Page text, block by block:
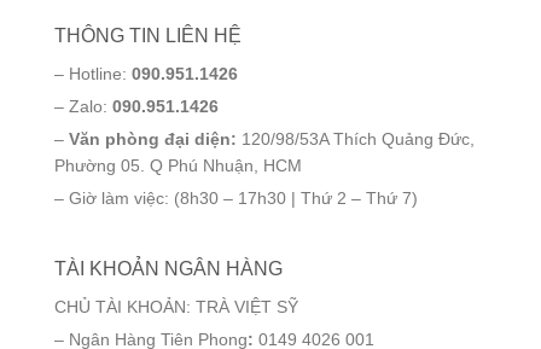
THÔNG TIN LIÊN HỆ
– Hotline: 090.951.1426
– Zalo: 090.951.1426
– Văn phòng đại diện: 120/98/53A Thích Quảng Đức,
Phường 05. Q Phú Nhuận, HCM
– Giờ làm việc: (8h30 – 17h30 | Thứ 2 – Thứ 7)
TÀI KHOẢN NGÂN HÀNG
CHỦ TÀI KHOẢN: TRÀ VIỆT SỸ
– Ngân Hàng Tiên Phong: 0149 4026 001